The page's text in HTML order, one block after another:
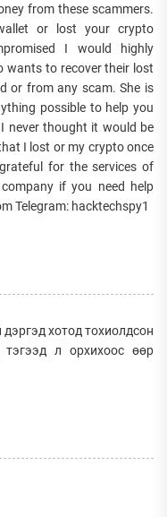
from these scammers.
or lost your crypto
I would highly
wants to recover their lost
or from any scam. She is
possible to help you
never thought it would be
I lost or my crypto once
for the services of
if you need help
Telegram: ‪hacktechspy1
хотод тохиолдсон
л орхихоос өөр